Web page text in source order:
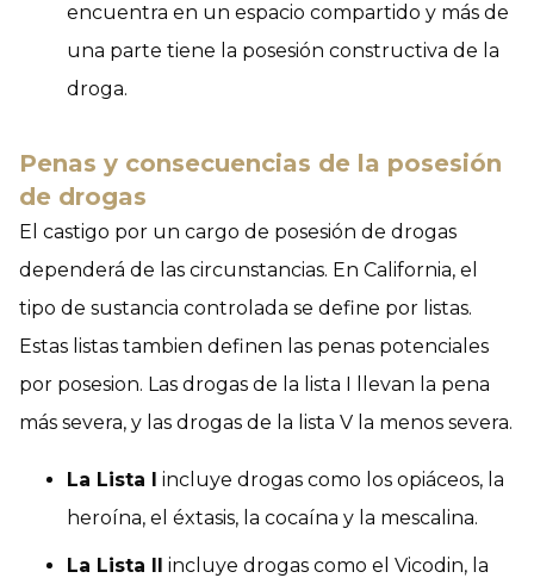
encuentra en un espacio compartido y más de
una parte tiene la posesión constructiva de la
droga.
Penas y consecuencias de la posesión
de drogas
El castigo por un cargo de posesión de drogas
dependerá de las circunstancias. En California, el
tipo de sustancia controlada se define por listas.
Estas listas tambien definen las penas potenciales
por posesion. Las drogas de la lista I llevan la pena
más severa, y las drogas de la lista V la menos severa.
La Lista I incluye drogas como los opiáceos, la
heroína, el éxtasis, la cocaína y la mescalina.
La Lista II incluye drogas como el Vicodin, la